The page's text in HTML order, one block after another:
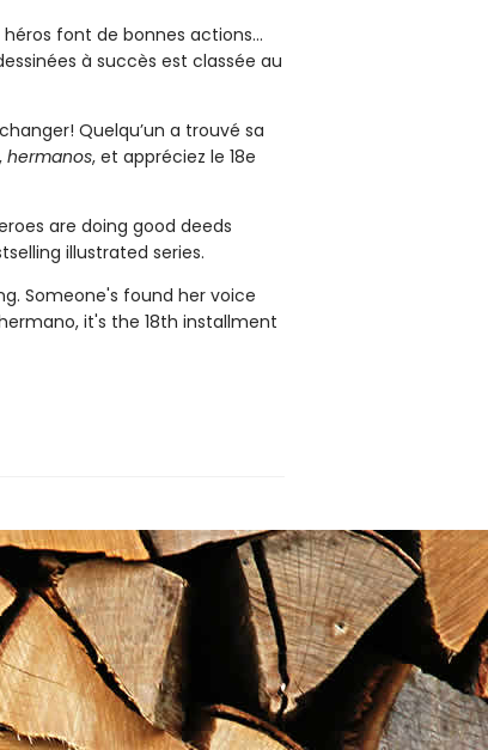
font de bonnes actions...
à succès est classée au
Quelqu’un a trouvé sa
hermanos, et appréciez le 18e
are doing good deeds
illustrated series.
Someone's found her voice
it's the 18th installment